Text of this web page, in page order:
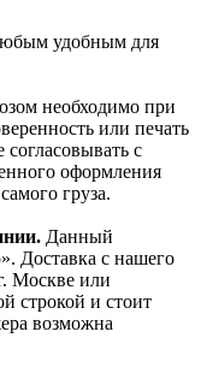
удобным для
необходимо при
или печать
с
оформления
груза.
Данный
Доставка с нашего
Москве или
строкой и стоит
возможна